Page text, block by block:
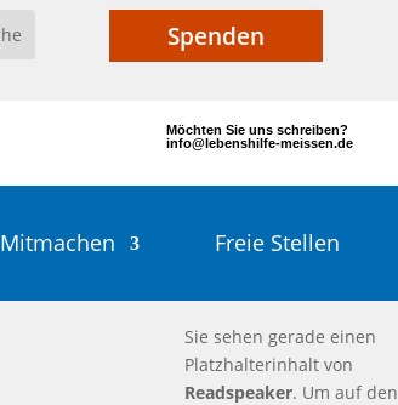
Spenden
Möchten Sie uns schreiben?
info@lebenshilfe-meissen.de
Mitmachen Freie Stellen
Sie sehen gerade einen
Platzhalterinhalt von
Readspeaker. Um auf den